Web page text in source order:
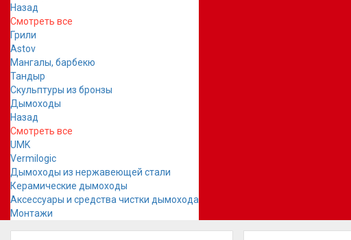
Назад
Смотреть все
Грили
Astov
Мангалы, барбекю
Тандыр
Скульптуры из бронзы
Дымоходы
Назад
Смотреть все
UMK
Vermilogic
Дымоходы из нержавеющей стали
Керамические дымоходы
Аксессуары и средства чистки дымохода
Монтажи